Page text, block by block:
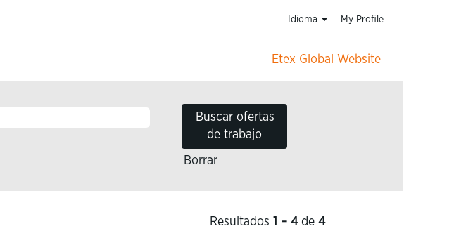
Idioma My Profile
Etex Global Website
Borrar
Resultados 1 – 4de 4